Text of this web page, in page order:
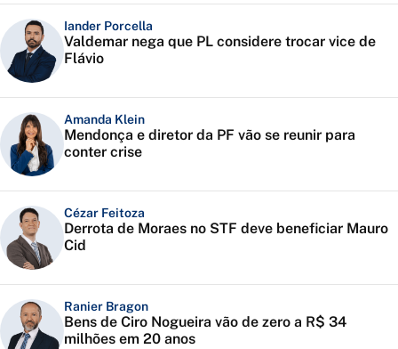
Iander Porcella
Valdemar nega que PL considere trocar vice de
Flávio
Amanda Klein
Mendonça e diretor da PF vão se reunir para
conter crise
Cézar Feitoza
Derrota de Moraes no STF deve beneficiar Mauro
Cid
Ranier Bragon
Bens de Ciro Nogueira vão de zero a R$ 34
milhões em 20 anos